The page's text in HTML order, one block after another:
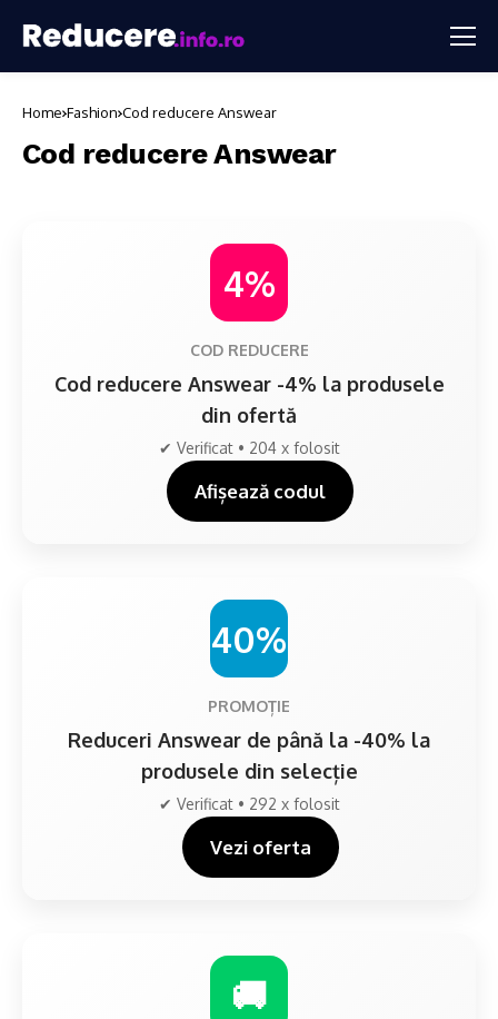
Home Fashion Cod reducere Answear
Cod reducere Answear
4%
COD REDUCERE
Cod reducere Answear -4% la produsele
din ofertă
✔ Verificat • 204 x folosit
Afișează codul
40%
PROMOȚIE
Reduceri Answear de până la -40% la
produsele din selecție
✔ Verificat • 292 x folosit
Vezi oferta
🚚